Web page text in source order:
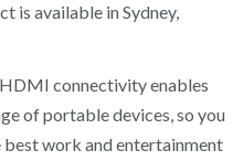
is available in Sydney,
connectivity enables
of portable devices, so you
best work and entertainment